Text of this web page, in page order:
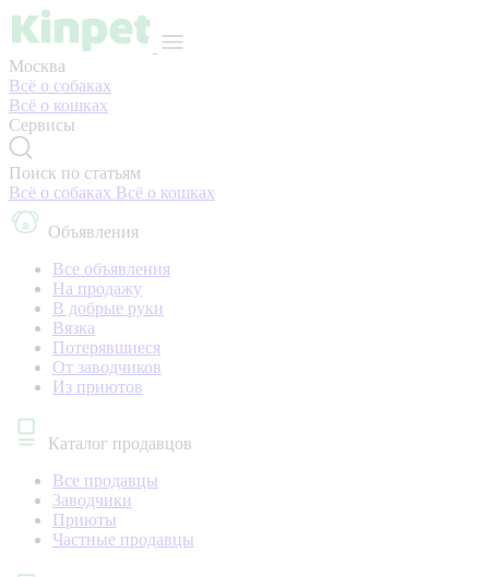
Москва
Всё о собаках
Всё о кошках
Сервисы
Поиск по статьям
Всё о собаках Всё о кошках
Объявления
Все объявления
На продажу
В добрые руки
Вязка
Потерявшиеся
От заводчиков
Из приютов
Каталог продавцов
Все продавцы
Заводчики
Приюты
Частные продавцы